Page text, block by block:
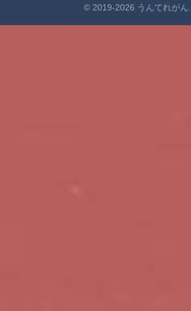
© 2019-2026 うんてれがん.